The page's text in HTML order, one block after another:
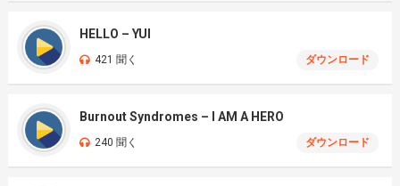
HELLO – YUI
421 聞く ダウンロード
Burnout Syndromes – I AM A HERO
240 聞く ダウンロード